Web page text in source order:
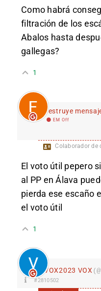
Como habrá
filtración de los
Abalos hasta
gallegas?
1
destruye
EM Off
Colaborador de
El voto útil pepero
al PP en Álava
pierda ese escaño
el voto útil
1
VOX2023 VOX
#2810502